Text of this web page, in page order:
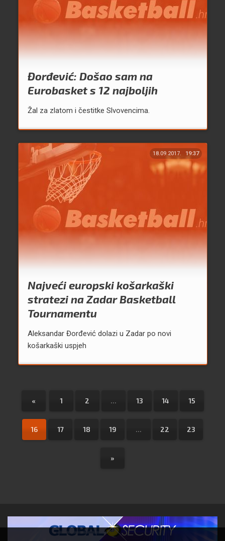
Đorđević: Došao sam na
Eurobasket s 12 najboljih
Žal za zlatom i čestitke Slvovencima.
18.09.2017. 19:37
Najveći europski košarkaški
stratezi na Zadar Basketball
Tournamentu
Aleksandar Đorđević dolazi u Zadar po novi
košarkaški uspjeh
« 1 2 ... 13 14 15
16 17 18 19 ... 22 23
»